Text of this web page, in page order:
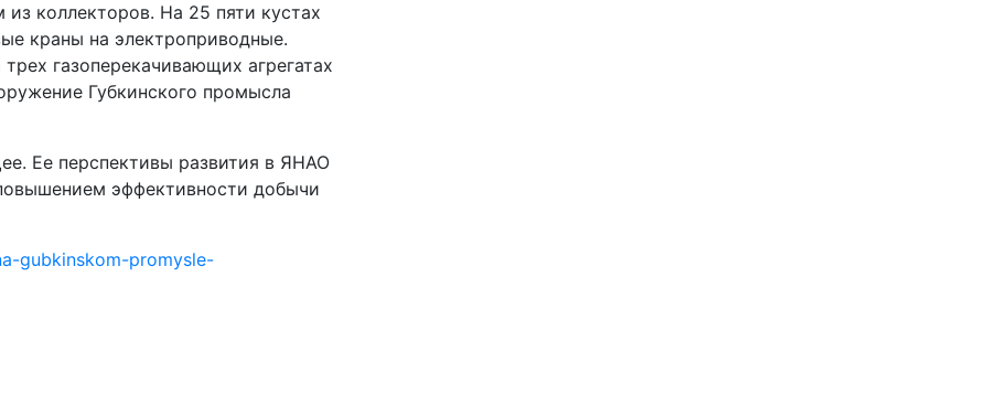
коллекторов. На 25 пяти кустах
краны на электроприводные.
газоперекачивающих агрегатах
Губкинского промысла
Ее перспективы развития в ЯНАО
эффективности добычи
gubkinskom-promysle-